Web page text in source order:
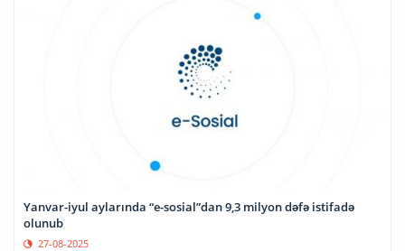
Yanvar-iyul aylarında “e-sosial”dan 9,3 milyon dəfə istifadə
olunub
27-08-2025